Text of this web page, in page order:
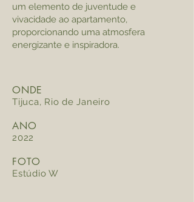
um elemento de juventude e
vivacidade ao apartamento,
proporcionando uma atmosfera
energizante e inspiradora.
ONDE
Tijuca, Rio de Janeiro
ANO
2022
FOTO
Estúdio W